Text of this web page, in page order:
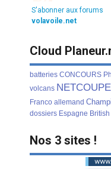
S'abonner aux forums
volavoile.net
Cloud
batteries CONCOURS
volcans NETCOUPE
Franco allemand
dossiers Espagne British
Nos 3 sites !